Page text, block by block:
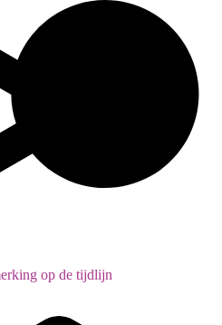
op de tijdlijn